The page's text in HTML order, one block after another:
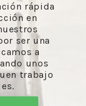
rápida
en
ser una
a
unos
trabajo